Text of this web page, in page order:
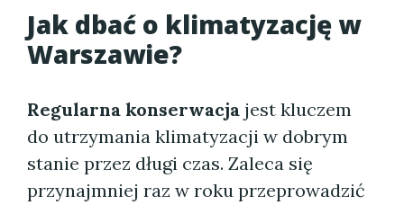
Jak dbać o klimatyzację w
Warszawie?
Regularna konserwacja jest kluczem
do utrzymania klimatyzacji w dobrym
stanie przez długi czas. Zaleca się
przynajmniej raz w roku przeprowadzić